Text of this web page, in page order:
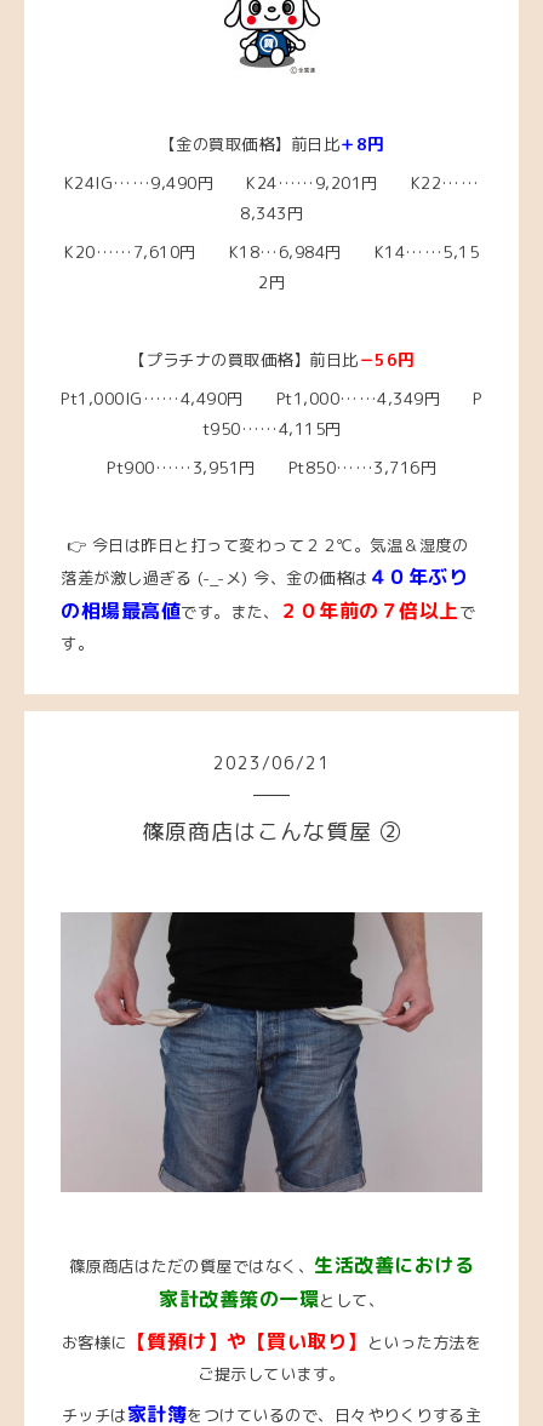
【金の買取価格】前日比＋8円
K24IG……9,490円 K24……9,201円 K22……
8,343円
K20……7,610円 K18…6,984円 K14……5,15
2円
【プラチナの買取価格】前日比－56円
Pt1,000IG……4,490円 Pt1,000……4,349円 P
t950……4,115円
Pt900……3,951円 Pt850……3,716円
👉 今日は昨日と打って変わって２２℃。気温＆湿度の
落差が激し過ぎる (-_-メ) 今、 金の価格は ４０年ぶり
の相場最高値です。また、 ２０年前の７倍以上で
す。
2023 /06/21
篠原商店はこんな質屋 ②
篠原商店はただの質屋ではなく、 生活改善における
家計改善策の一環として、
お客様に
【質預け】や【買い取り】
といった方法を
ご提示しています。
チッチは家計簿をつけているので、日々やりくりする主